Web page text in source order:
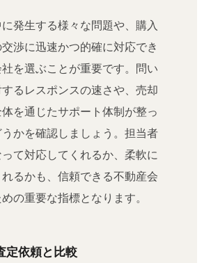
発生する様々な問題や、購入
渉に迅速かつ的確に対応でき
を選ぶことが重要です。問い
るレスポンスの速さや、売却
を通じたサポート体制が整っ
かを確認しましょう。担当者
て対応してくれるか、柔軟に
るかも、信頼できる不動産会
の重要な指標となります。
定依頼と比較